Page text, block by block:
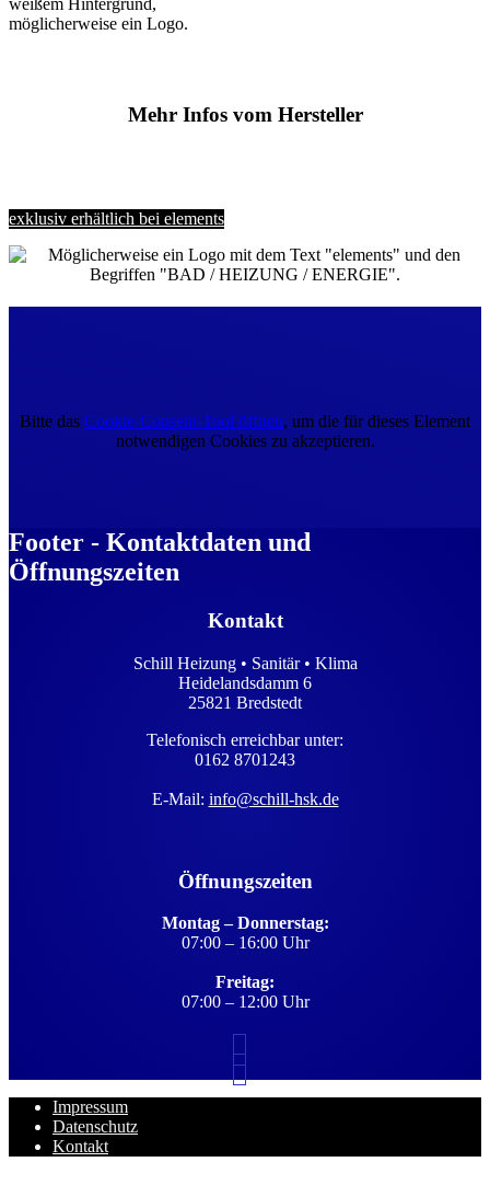
Mehr Infos vom Hersteller
exklusiv erhältlich bei elements
Bitte das Cookie-Consent-Tool öffnen, um die für dieses Element
notwendigen Cookies zu akzeptieren.
Footer - Kontaktdaten und
Öffnungszeiten
Kontakt
Schill Heizung • Sanitär • Klima
Heidelandsdamm 6
25821 Bredstedt
Telefonisch erreichbar unter:
0162 8701243
E-Mail: info@schill-hsk.de
Öffnungszeiten
Montag – Donnerstag:
07:00 – 16:00 Uhr
Freitag:
07:00 – 12:00 Uhr
Impressum
Datenschutz
Kontakt